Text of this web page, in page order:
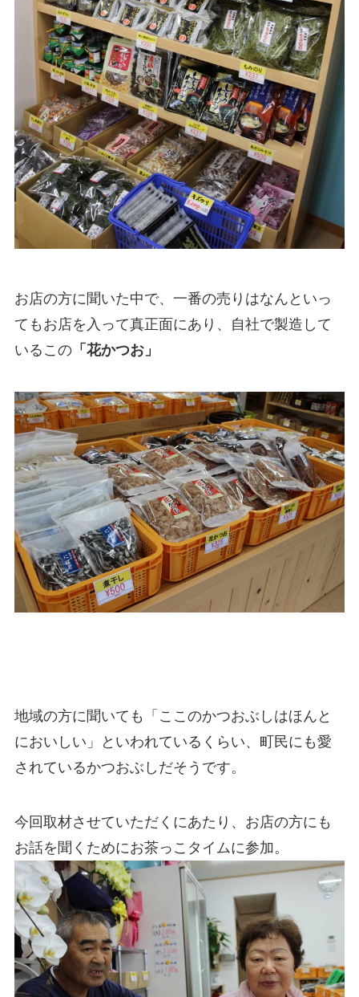
お店の方に聞いた中で、一番の売りはなんといっ
てもお店を入って真正面にあり、自社で製造して
いるこの「花かつお」
地域の方に聞いても「ここのかつおぶしはほんと
においしい」といわれているくらい、町民にも愛
されているかつおぶしだそうです。
今回取材させていただくにあたり、お店の方にも
お話を聞くためにお茶っこタイムに参加。